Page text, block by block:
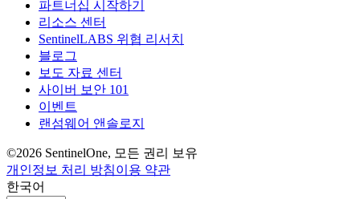
파트너십 시작하기
리소스 센터
SentinelLABS 위협 리서치
블로그
보도 자료 센터
사이버 보안 101
이벤트
랜섬웨어 앤솔로지
©2026 SentinelOne, 모든 권리 보유
개인정보 처리 방침이용 약관
한국어